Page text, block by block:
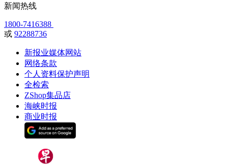
新闻热线
1800-7416388
或 92288736
新报业媒体网站
网络条款
个人资料保护声明
全检索
ZShop集品店
海峡时报
商业时报